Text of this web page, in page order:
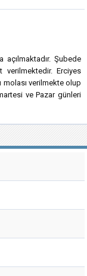
Şubede
Erciyes
molası verilmekte olup
ve Pazar günleri